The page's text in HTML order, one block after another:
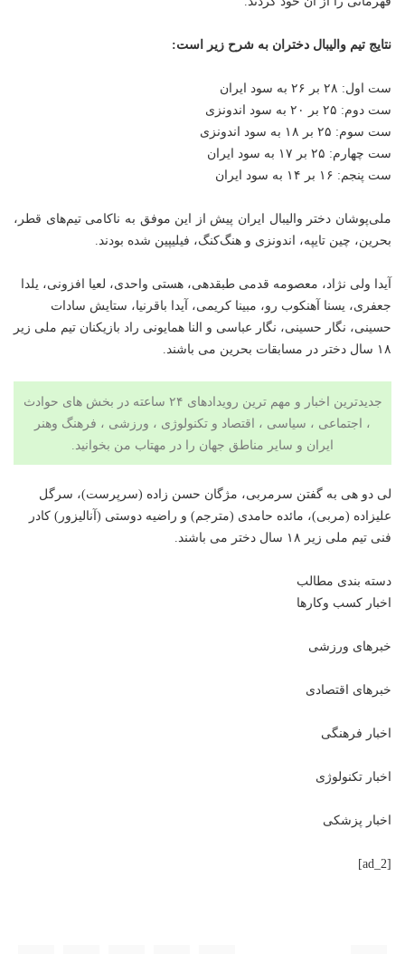
نتایج تیم والیبال دختران به شرح زیر است:
ست اول: ۲۸ بر ۲۶ به سود ایران
ست دوم: ۲۵ بر ۲۰ به سود اندونزی
ست سوم: ۲۵ بر ۱۸ به سود اندونزی
ست چهارم: ۲۵ بر ۱۷ به سود ایران
ست پنجم: ۱۶ بر ۱۴ به سود ایران
ملی‌پوشان دختر والیبال ایران پیش از این موفق به ناکامی تیم‌های قطر،
بحرین، چین تایپه، اندونزی و هنگ‌کنگ، فیلیپین شده بودند.
آیدا ولی نژاد، معصومه قدمی طبقدهی، هستی واحدی، لعیا افزونی، یلدا
جعفری، یسنا آهنکوب رو، مبینا کریمی، آیدا باقرنیا، ستایش سادات
حسینی، نگار حسینی، نگار عباسی و النا همایونی راد بازیکنان تیم ملی زیر
۱۸ سال دختر در مسابقات بحرین می باشند.
جدیدترین اخبار و مهم ترین رویدادهای ۲۴ ساعته در بخش های حوادث
، اجتماعی ، سیاسی ، اقتصاد و تکنولوژی ، ورزشی ، فرهنگ وهنر
ایران و سایر مناطق جهان را در مهتاب من بخوانید.
لی دو هی به گفتن سرمربی، مژگان حسن زاده (سرپرست)، سرگل
علیزاده (مربی)، مائده حامدی (مترجم) و راضیه دوستی (آنالیزور) کادر
فنی تیم ملی زیر ۱۸ سال دختر می باشند.
دسته بندی مطالب
اخبار کسب وکارها
خبرهای ورزشی
خبرهای اقتصادی
اخبار فرهنگی
اخبار تکنولوژی
اخبار پزشکی
[ad_2]